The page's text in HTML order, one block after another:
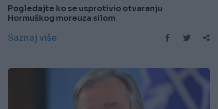
Pogledajte ko se usprotivio otvaranju
Hormuškog moreuza silom
Saznaj više